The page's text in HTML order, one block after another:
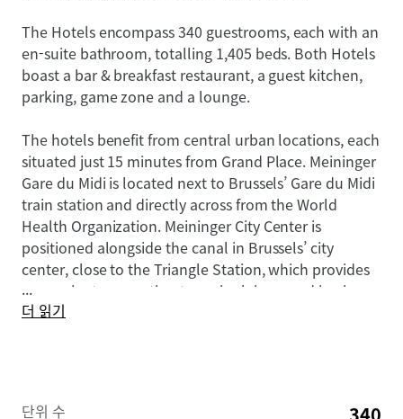
The Hotels encompass 340 guestrooms, each with an
en-suite bathroom, totalling 1,405 beds. Both Hotels
boast a bar & breakfast restaurant, a guest kitchen,
parking, game zone and a lounge.
The hotels benefit from central urban locations, each
situated just 15 minutes from Grand Place. Meininger
Gare du Midi is located next to Brussels’ Gare du Midi
train station and directly across from the World
Health Organization. Meininger City Center is
positioned alongside the canal in Brussels’ city
center, close to the Triangle Station, which provides
convenient connection to major leisure and business
destinations.
...
더 읽기
단위 수